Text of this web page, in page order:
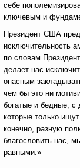
себе
ключевым и
Президент США
исключительность
по словам
делает нас
опасным
чем бы это ни
богатые и бедные, с
которые только
конечно, разную
благословить нас,
равными.»